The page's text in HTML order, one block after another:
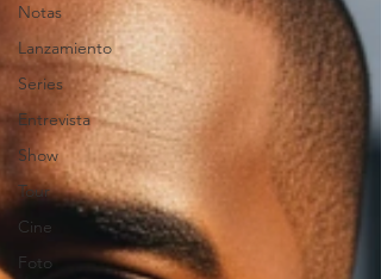
Notas
Lanzamiento
Series
Entrevista
Show
Tour
Cine
Foto